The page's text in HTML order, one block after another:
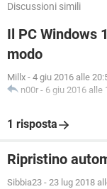
Discussioni simili
Il PC Windows
modo
Millx - 4 giu 2016 alle
n00r - 6 giu 2016 alle
1 risposta
Ripristino
Sibbia23 - 23 lug 2018